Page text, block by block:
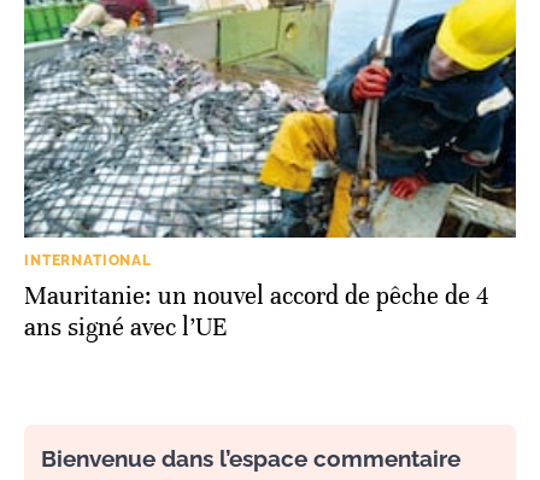
INTERNATIONAL
Mauritanie: un nouvel accord de pêche de 4
ans signé avec l’UE
Bienvenue dans l’espace commentaire